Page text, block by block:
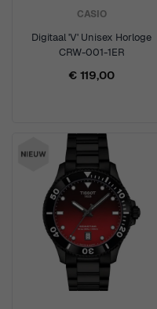
CASIO
Digitaal 'V' Unisex Horloge
CRW-001-1ER
€ 119,00